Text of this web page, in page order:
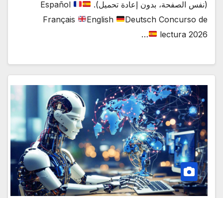
(نفس الصفحة، بدون إعادة تحميل).
Español
Français
English
Deutsch Concurso de
lectura 2026
…